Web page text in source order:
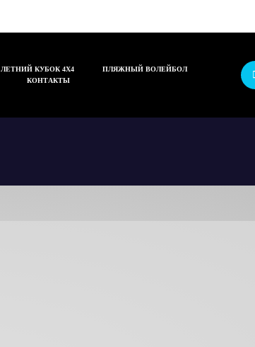
ЛЕТНИЙ КУБОК 4Х4
ПЛЯЖНЫЙ ВОЛЕЙБОЛ
КОНТАКТЫ